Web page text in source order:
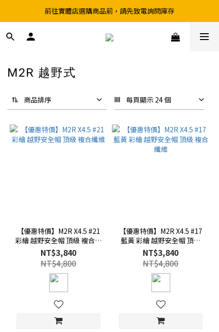
超取滿199、宅配滿490 享免運優惠
前往實體店選購商品前，請先致電詢問庫存
超取滿199、宅配滿490 享免運優惠
M2R 越野式
商品排序 每頁顯示 24 個
【優惠特價】M2R X4.5 #21
彩繪 越野安全帽 頂級 複合纖
維
NT$3,840
NT$4,800
【優惠特價】M2R X4.5 #17
藍黃 彩繪 越野安全帽 頂級
複合纖維
NT$3,840
NT$4,800